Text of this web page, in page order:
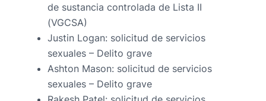
de sustancia controlada de Lista II
(VGCSA)
Justin Logan: solicitud de servicios
sexuales – Delito grave
Ashton Mason: solicitud de servicios
sexuales – Delito grave